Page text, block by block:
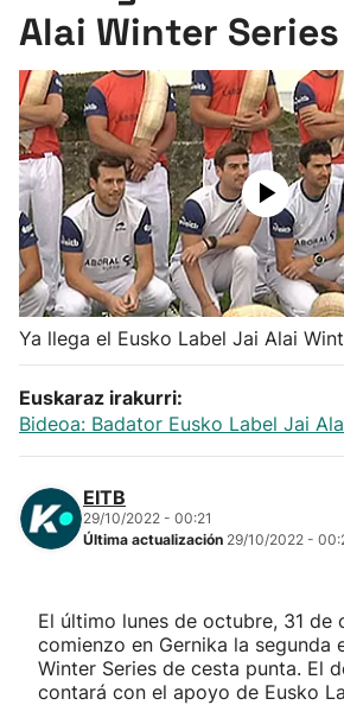
Remo
Baloncesto
Ciclismo
Herri-kirolak
Balonmano
Kirolak 360
Atletismo
Carreras de montaña
"Helmuga"
Alai Winter Series
Ya llega el Eusko Label Jai Alai
Euskaraz irakurri:
Bideoa: Badator Eusko Label Jai
EITB
29/10/2022 - 00:21
Última actualización 29/10/2022 -
El último lunes de octubre, 31 de
comienzo en Gernika la segunda
Winter Series de cesta punta. El
contará con el apoyo de Eusko